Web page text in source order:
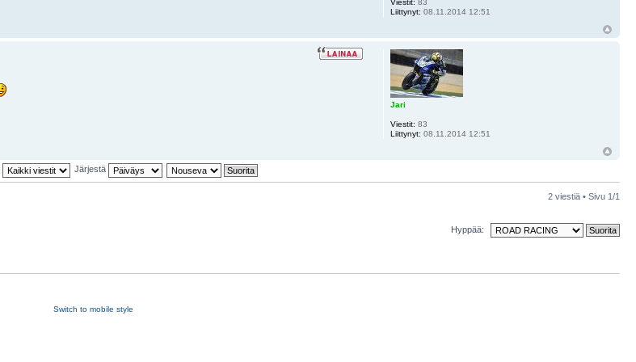
Liittynyt: 08.11.2014 12:51
Jari
Viestit: 83
Liittynyt: 08.11.2014 12:51
Järjestä
2 viestiä • Sivu 1/1
Hyppää:
Switch to mobile style